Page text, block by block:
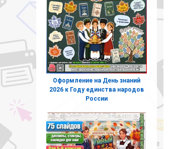
Оформление на День знаний
2026 к Году единства народов
России